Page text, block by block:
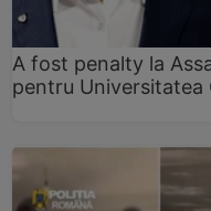
A fost penalty la
pentru Universitatea